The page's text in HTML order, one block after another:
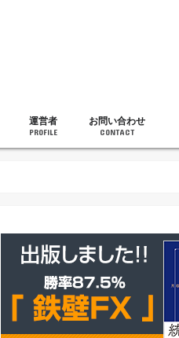
運営者
PROFILE
お問い合わせ
CONTACT